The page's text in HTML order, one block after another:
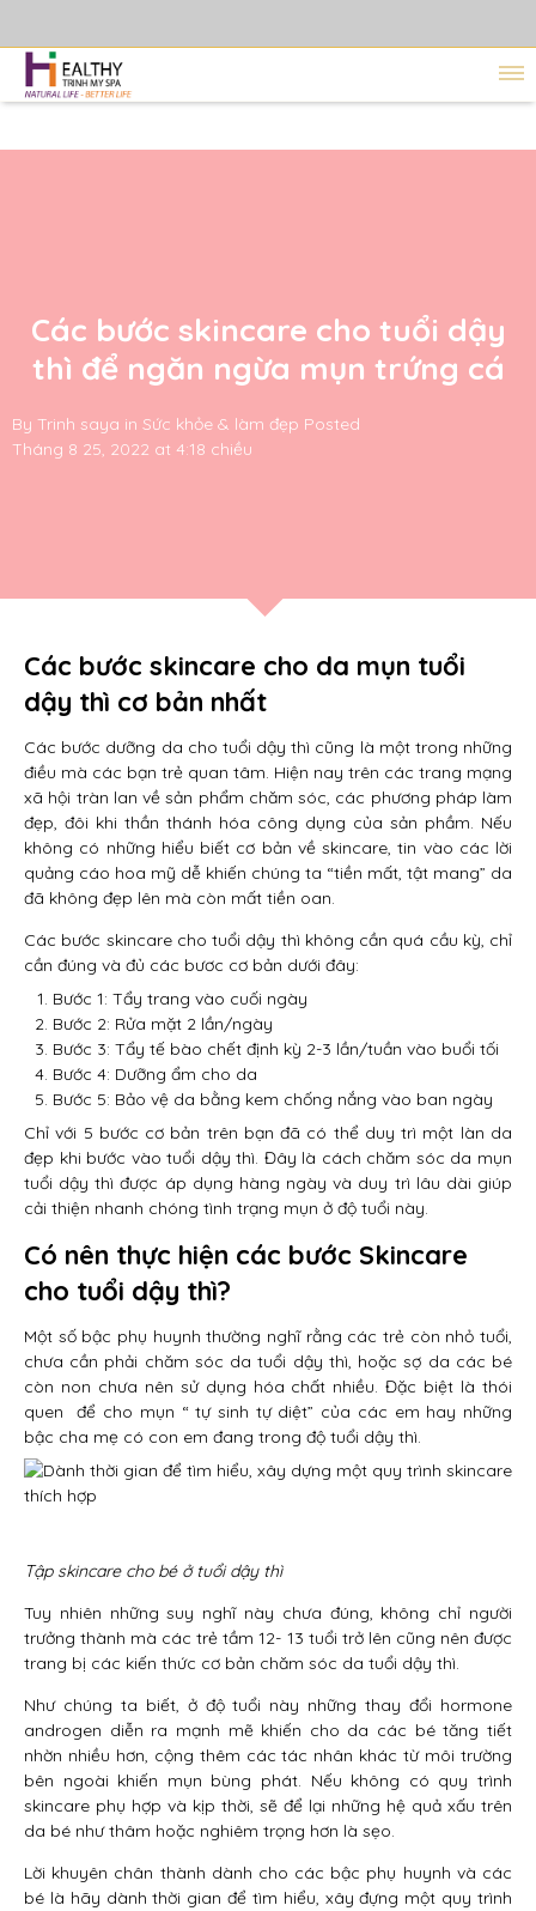
Các bước skincare cho tuổi dậy
thì để ngăn ngừa mụn trứng cá
By Trinh saya in Sức khỏe & làm đẹp Posted
Tháng 8 25, 2022 at 4:18 chiều
Các bước skincare cho da mụn tuổi
dậy thì cơ bản nhất
Các bước dưỡng da cho tuổi dậy thì cũng là một trong những
điều mà các bạn trẻ quan tâm. Hiện nay trên các trang mạng
xã hội tràn lan về sản phẩm chăm sóc, các phương pháp làm
đẹp, đôi khi thần thánh hóa công dụng của sản phầm. Nếu
không có những hiểu biết cơ bản về skincare, tin vào các lời
quảng cáo hoa mỹ dễ khiến chúng ta “tiền mất, tật mang” da
đã không đẹp lên mà còn mất tiền oan.
Các bước skincare cho tuổi dậy thì không cần quá cầu kỳ, chỉ
cần đúng và đủ các bươc cơ bản dưới đây:
Bước 1: Tẩy trang vào cuối ngày
Bước 2: Rửa mặt 2 lần/ngày
Bước 3: Tẩy tế bào chết định kỳ 2-3 lần/tuần vào buổi tối
Bước 4: Dưỡng ẩm cho da
Bước 5: Bảo vệ da bằng kem chống nắng vào ban ngày
Chỉ với 5 bước cơ bản trên bạn đã có thể duy trì một làn da
đẹp khi bước vào tuổi dậy thì. Đây là cách chăm sóc da mụn
tuổi dậy thì được áp dụng hàng ngày và duy trì lâu dài giúp
cải thiện nhanh chóng tình trạng mụn ở độ tuổi này.
Có nên thực hiện các bước Skincare
cho tuổi dậy thì?
Một số bậc phụ huynh thường nghĩ rằng các trẻ còn nhỏ tuổi,
chưa cần phải chăm sóc da tuổi dậy thì, hoặc sợ da các bé
còn non chưa nên sử dụng hóa chất nhiều. Đặc biệt là thói
quen để cho mụn “ tự sinh tự diệt” của các em hay những
bậc cha mẹ có con em đang trong độ tuổi dậy thì.
Tập skincare cho bé ở tuổi dậy thì
Tuy nhiên những suy nghĩ này chưa đúng, không chỉ người
trưởng thành mà các trẻ tầm 12- 13 tuổi trở lên cũng nên được
trang bị các kiến thức cơ bản chăm sóc da tuổi dậy thì.
Như chúng ta biết, ở độ tuổi này những thay đổi hormone
androgen diễn ra mạnh mẽ khiến cho da các bé tăng tiết
nhờn nhiều hơn, cộng thêm các tác nhân khác từ môi trường
bên ngoài khiến mụn bùng phát. Nếu không có quy trình
skincare phụ hợp và kịp thời, sẽ để lại những hệ quả xấu trên
da bé như thâm hoặc nghiêm trọng hơn là sẹo.
Lời khuyên chân thành dành cho các bậc phụ huynh và các
bé là hãy dành thời gian để tìm hiểu, xây đựng một quy trình